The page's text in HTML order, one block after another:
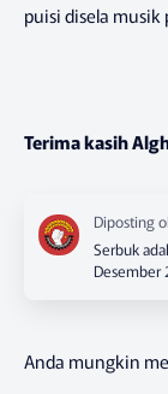
puisi disela
Terima kasih
Serbuk
Desember
Anda mungkin